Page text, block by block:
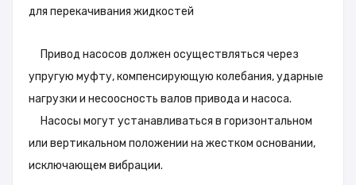
для перекачивания жидкостей
Привод насосов должен осуществляться через
упругую муфту, компенсирующую колебания, ударные
нагрузки и несоосность валов привода и насоса.
Насосы могут устанавливаться в горизонтальном
или вертикальном положении на жестком основании,
исключающем вибрации.